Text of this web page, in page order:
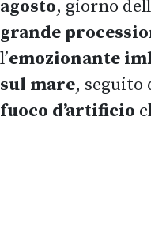
agosto, giorno
grande
l’emozionante
sul mare, seguito
fuoco d’artificio